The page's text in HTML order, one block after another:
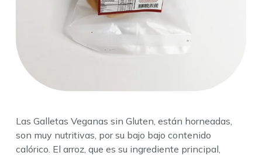
Las Galletas Veganas sin Gluten, están horneadas,
son muy nutritivas, por su bajo bajo contenido
calórico. El arroz, que es su ingrediente principal,